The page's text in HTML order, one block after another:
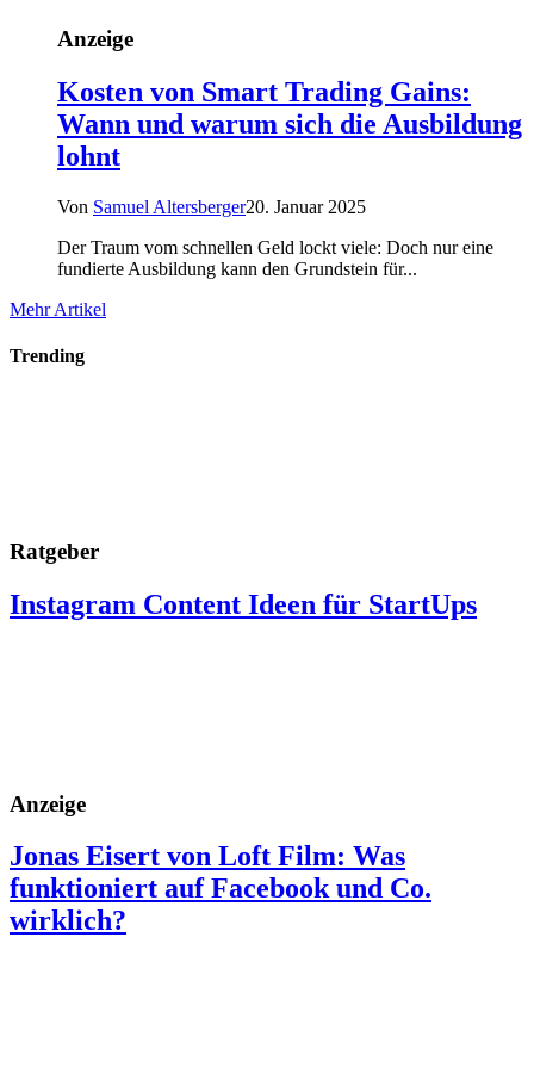
Anzeige
Kosten von Smart Trading Gains:
Wann und warum sich die Ausbildung
lohnt
Von Samuel Altersberger20. Januar 2025
Der Traum vom schnellen Geld lockt viele: Doch nur eine
fundierte Ausbildung kann den Grundstein für...
Mehr Artikel
Trending
Ratgeber
Instagram Content Ideen für StartUps
Anzeige
Jonas Eisert von Loft Film: Was
funktioniert auf Facebook und Co.
wirklich?